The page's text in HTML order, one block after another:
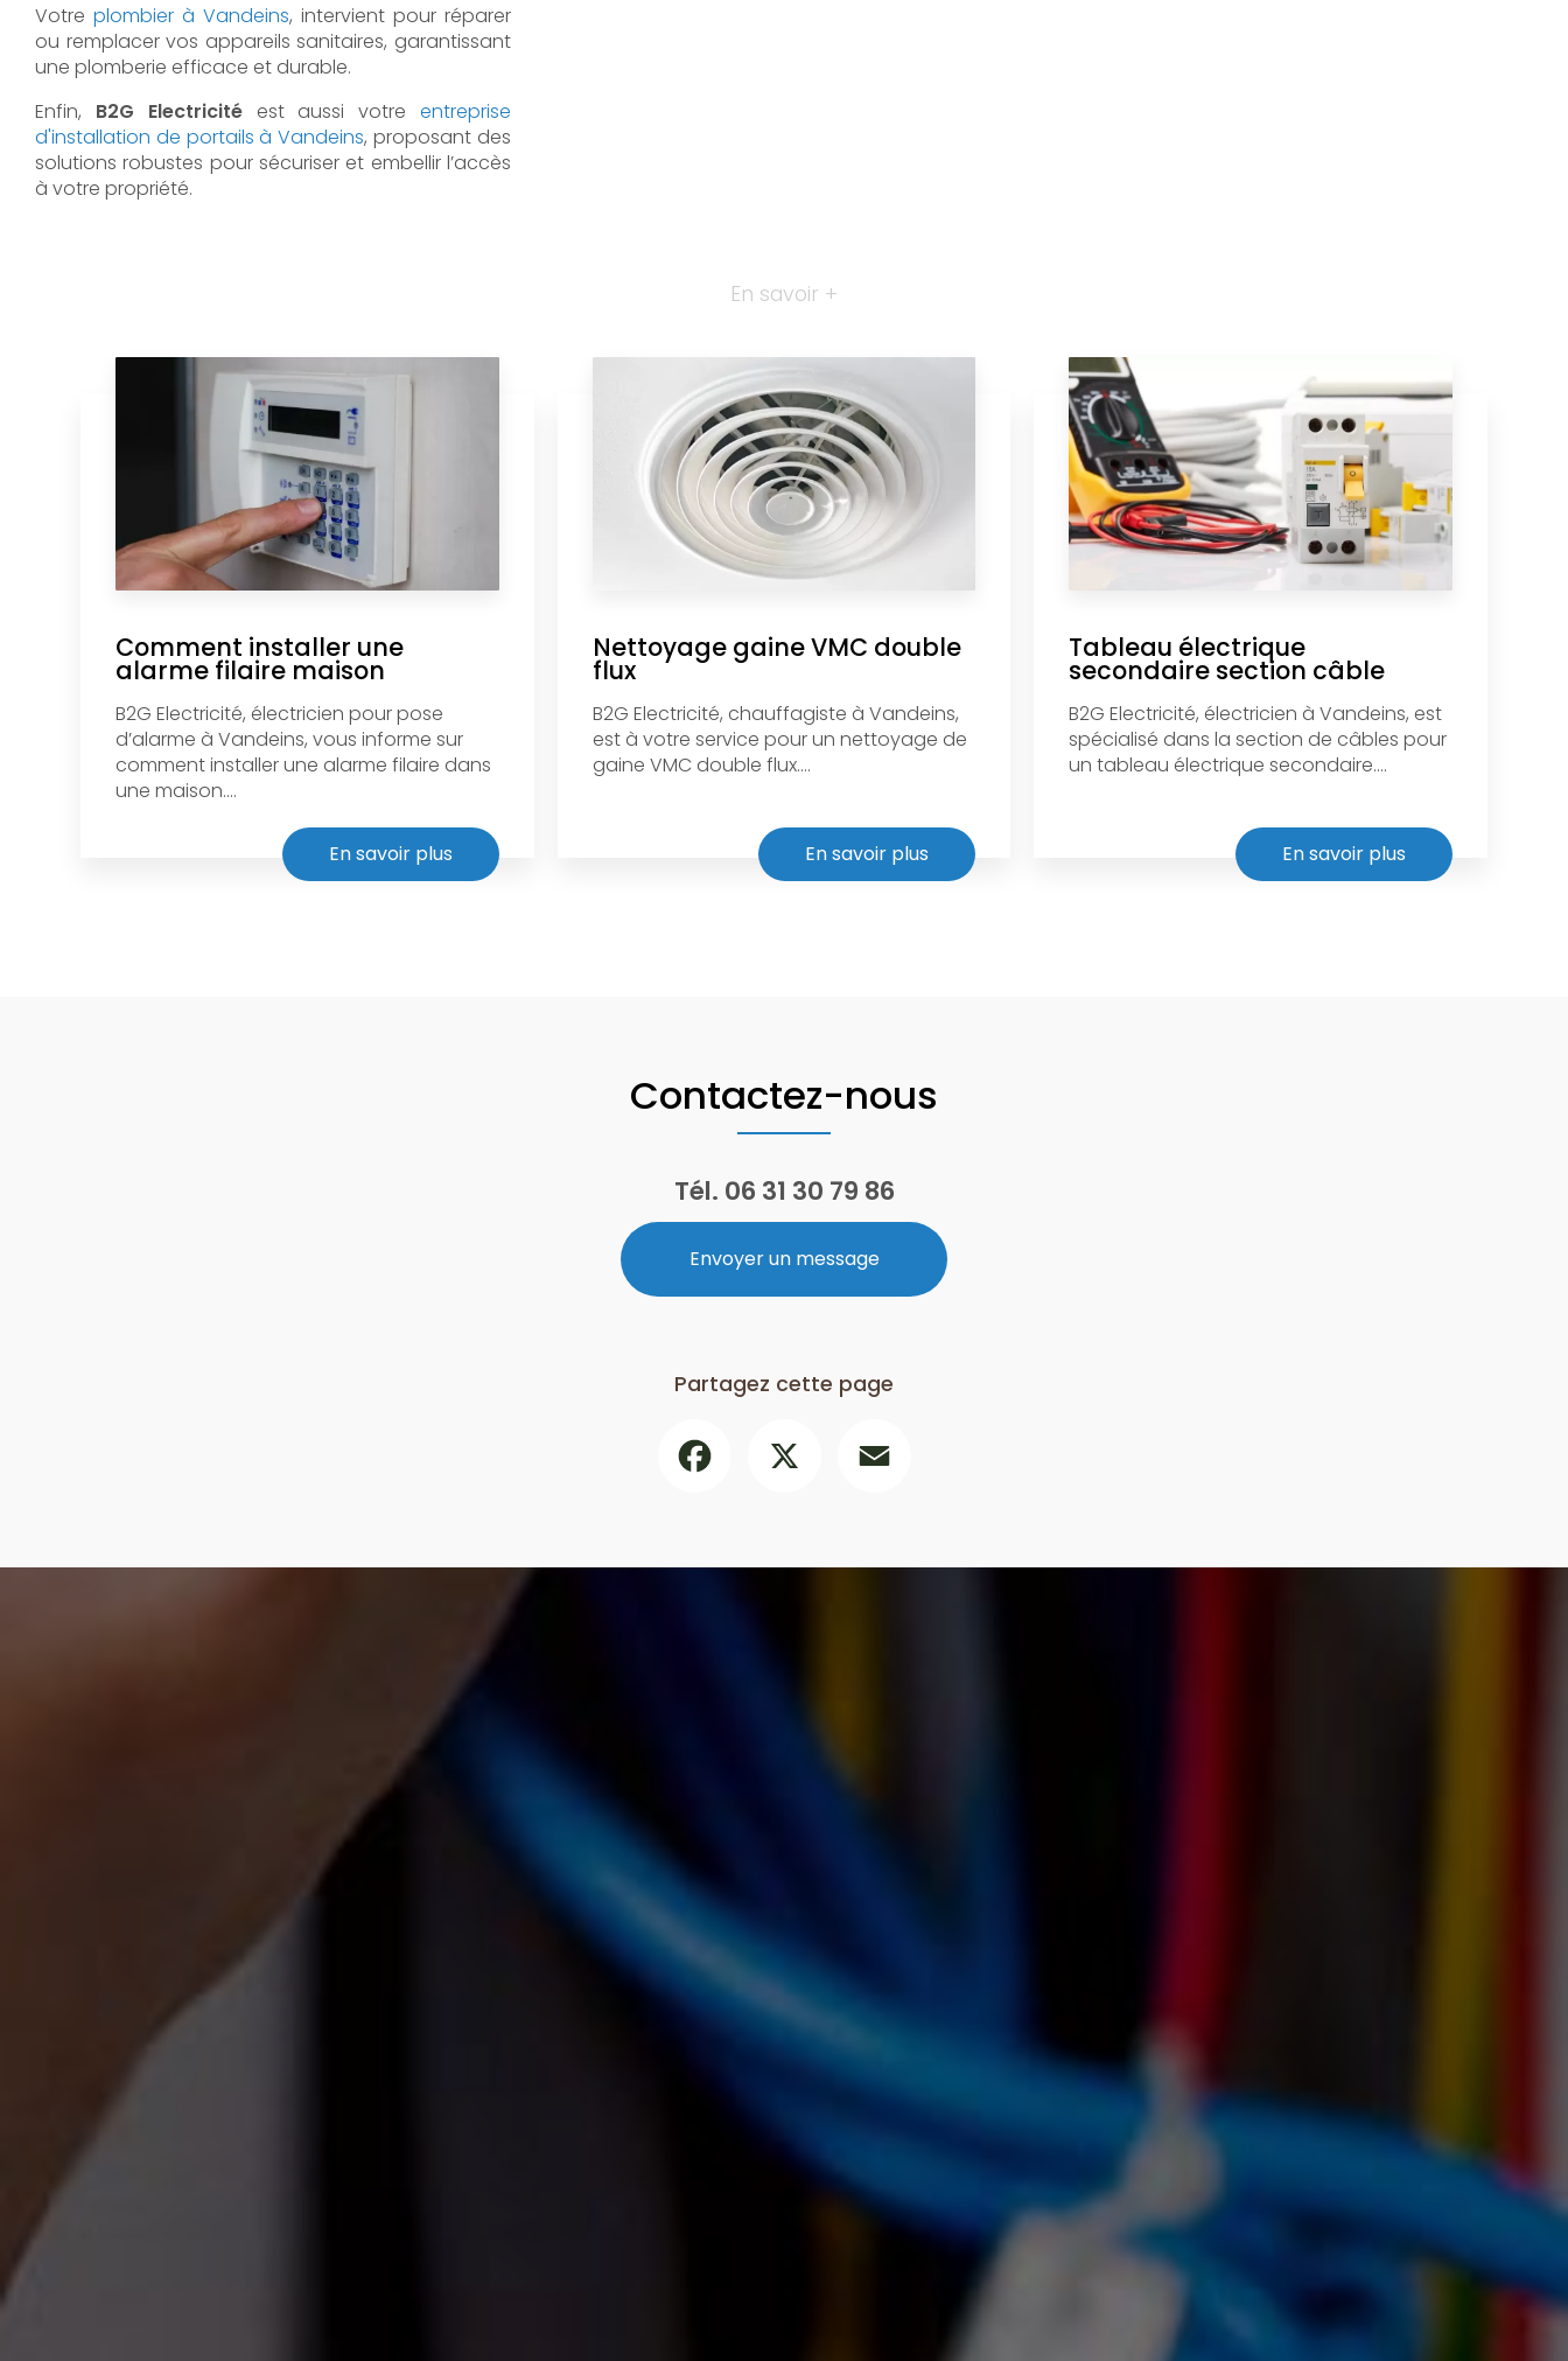
Votre plombier à Vandeins, intervient pour réparer
ou remplacer vos appareils sanitaires, garantissant
une plomberie efficace et durable.
Enfin, B2G Electricitéest aussi votreentreprise
d'installation de portails à Vandeins, proposant des
solutions robustes pour sécuriser et embellir l’accès
à votre propriété.
En savoir +
Comment installer une
alarme filaire maison
B2G Electricité, électricien pour pose
d’alarme à Vandeins, vous informe sur
comment installer une alarme filaire dans
une maison....
En savoir plus
Nettoyage gaine VMC double
flux
B2G Electricité, chauffagiste à Vandeins,
est à votre service pour un nettoyage de
gaine VMC double flux....
En savoir plus
Tableau électrique
secondaire section câble
B2G Electricité, électricien à Vandeins, est
spécialisé dans la section de câbles pour
un tableau électrique secondaire....
En savoir plus
Contactez-nous
Tél. 06 31 30 79 86
Envoyer un message
Partagez cette page